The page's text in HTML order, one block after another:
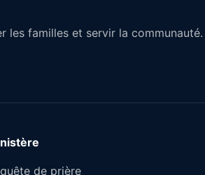
les familles et servir la communauté.
de prière